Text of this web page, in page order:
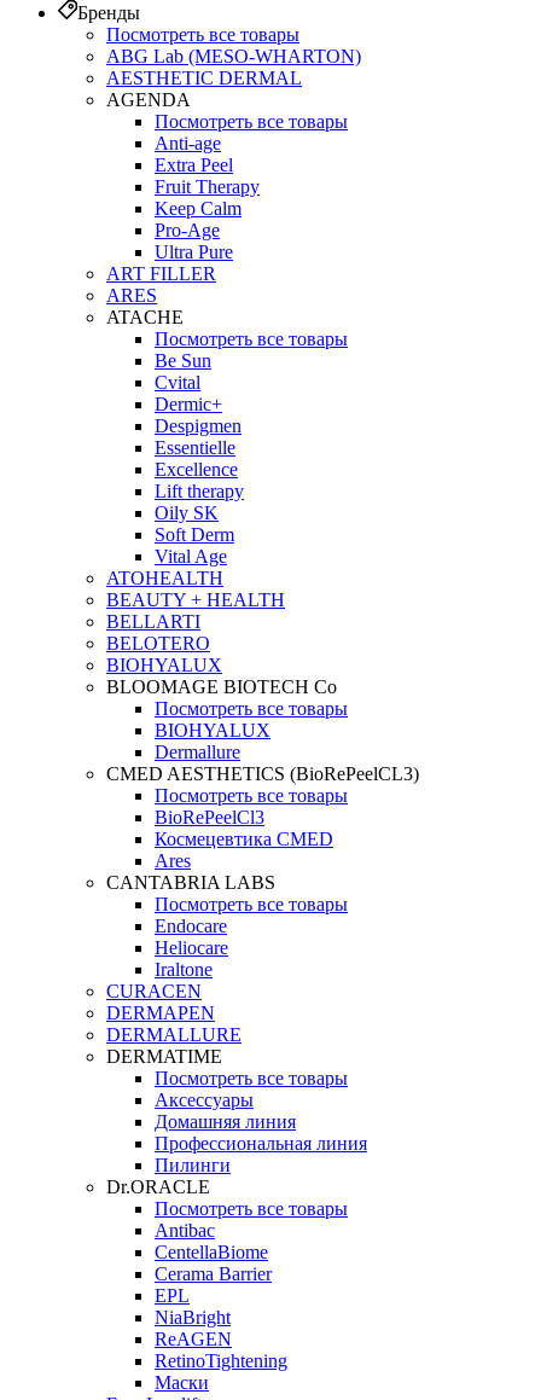
Бренды
Посмотреть все товары
ABG Lab (MESO-WHARTON)
AESTHETIC DERMAL
AGENDA
Посмотреть все товары
Anti-age
Extra Peel
Fruit Therapy
Keep Calm
Pro‑Age
Ultra Pure
ART FILLER
ARES
ATACHE
Посмотреть все товары
Be Sun
Cvital
Dermic+
Despigmen
Essentielle
Excellence
Lift therapy
Oily SK
Soft Derm
Vital Age
ATOHEALTH
BEAUTY + HEALTH
BELLARTI
BELOTERO
BIOHYALUX
BLOOMAGE BIOTECH Co
Посмотреть все товары
BIOHYALUX
Dermallure
CMED AESTHETICS (BioRePeelCL3)
Посмотреть все товары
BioRePeelCl3
Космецевтика CMED
Ares
CANTABRIA LABS
Посмотреть все товары
Endocare
Heliocare
Iraltone
CURACEN
DERMAPEN
DERMALLURE
DERMATIME
Посмотреть все товары
Аксессуары
Домашняя линия
Профессиональная линия
Пилинги
Dr.ORACLE
Посмотреть все товары
Antibac
CentellaBiome
Cerama Barrier
EPL
NiaBright
ReAGEN
RetinoTightening
Маски